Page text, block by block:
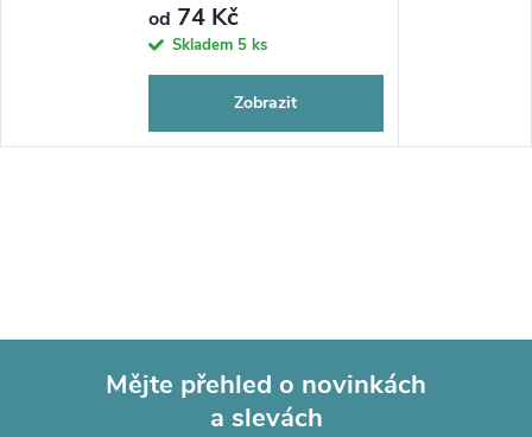
od 74 Kč
Skladem 5 ks
Zobrazit
Mějte přehled o novinkách
a slevách